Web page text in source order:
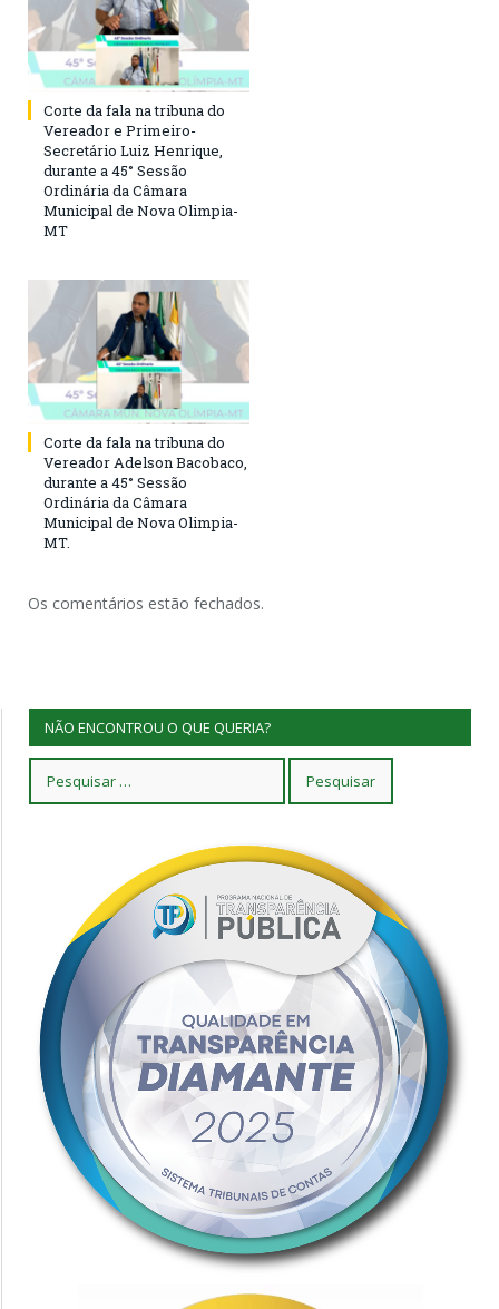
Corte da fala na tribuna do
Vereador e Primeiro-
Secretário Luiz Henrique,
durante a 45° Sessão
Ordinária da Câmara
Municipal de Nova Olimpia-
MT
Corte da fala na tribuna do
Vereador Adelson Bacobaco,
durante a 45° Sessão
Ordinária da Câmara
Municipal de Nova Olimpia-
MT.
Os comentários estão fechados.
NÃO ENCONTROU O QUE QUERIA?